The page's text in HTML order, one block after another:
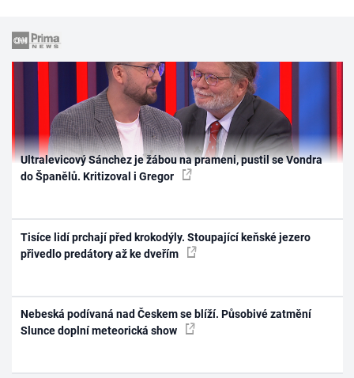
Ultralevicový Sánchez je žábou na prameni, pustil se Vondra
do Španělů. Kritizoval i Gregor
Tisíce lidí prchají před krokodýly. Stoupající keňské jezero
přivedlo predátory až ke dveřím
Nebeská podívaná nad Českem se blíží. Působivé zatmění
Slunce doplní meteorická show